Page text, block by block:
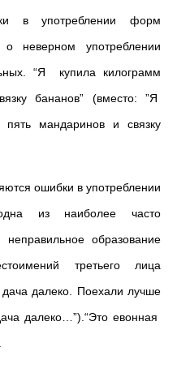
в употреблении форм
неверном употреблении
“Я купила килограмм
бананов” (вместо: ”Я
пять мандаринов и связку
ошибки в употреблении
из наиболее часто
образование
третьего лица
далеко. Поехали лучше
далеко…”).“Это евонная